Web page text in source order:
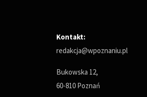
Kontakt:
redakcja@wpoznaniu.pl
Bukowska 12,
60-810 Poznań